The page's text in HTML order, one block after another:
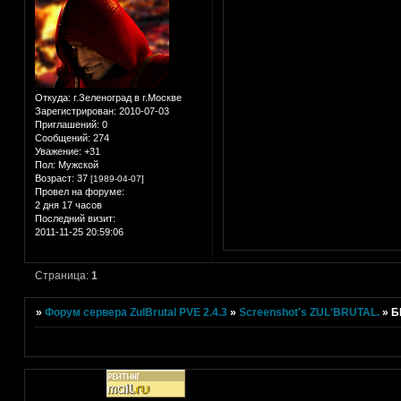
Откуда: г.Зеленоград в г.Москве
Зарегистрирован: 2010-07-03
Приглашений: 0
Сообщений: 274
Уважение: +31
Пол: Мужской
Возраст: 37 [1989-04-07]
Провел на форуме:
2 дня 17 часов
Последний визит:
2011-11-25 20:59:06
Страница: 1
» Форум сервера ZulBrutal PVE 2.4.3 » Screenshot's ZUL'BRUTAL. »